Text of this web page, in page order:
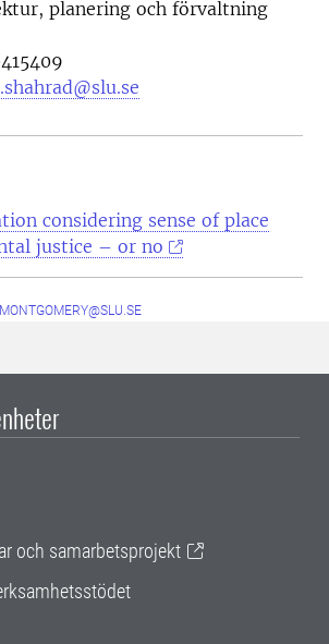
planering och förvaltning
considering sense of place
justice – or no
och samarbetsprojekt